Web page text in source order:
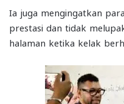
Ia juga mengingatkan
prestasi dan tidak
halaman ketika kelak